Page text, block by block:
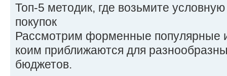
Топ-5 методик, где возьмите
покупок
Рассмотрим форменные популярные
коим приближаются для
бюджетов.